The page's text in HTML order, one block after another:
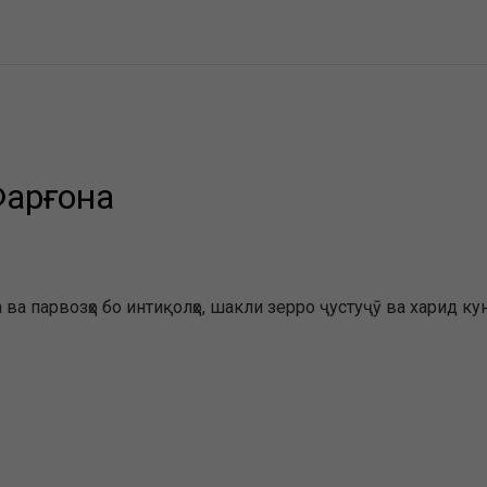
парвозҳо бо интиқолҳо, шакли зерро ҷустуҷӯ ва харид